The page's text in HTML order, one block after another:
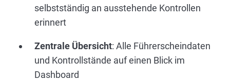
selbstständig an ausstehende Kontrollen
erinnert
Zentrale Übersicht: Alle Führerscheindaten
und Kontrollstände auf einen Blick im
Dashboard